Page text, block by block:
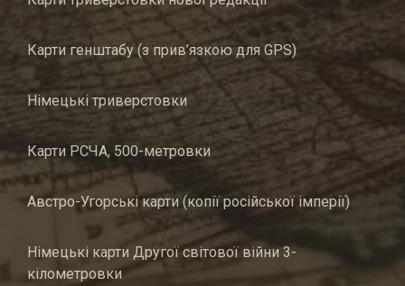
Карти генштабу (з прив’язкою для GPS)
Німецькі триверстовки
Карти РСЧА, 500-метровки
Австро-Угорські карти (копії російської імперії)
Німецькі карти Другої світової війни 3-
кілометровки